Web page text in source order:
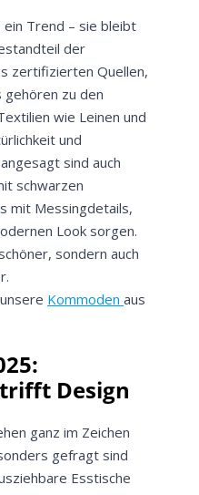
ein Trend – sie bleibt
der
zertifizierten Quellen,
gehören zu den
wie Leinen und
und
sind auch
schwarzen
mit Messingdetails,
Look sorgen.
sondern auch
Kommoden aus
Design
ganz im Zeichen
gefragt sind
Esstische